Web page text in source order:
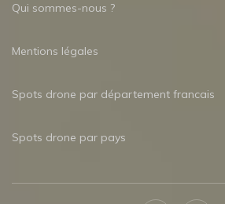
Qui sommes-nous ?
Mentions légales
Spots drone par département francais
Spots drone par pays